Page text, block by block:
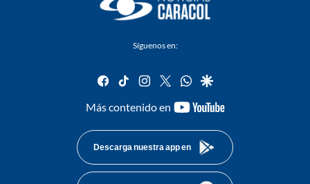
Síguenos en:
facebook
tiktok instagram
twitterwhatsapp
google
Más contenido en
youtube-
Descarga nuestra app en